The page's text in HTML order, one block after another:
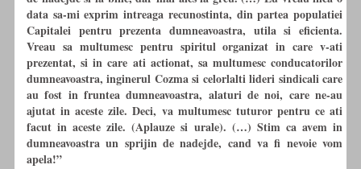
data sa-mi exprim intreaga recunostinta, din partea populatiei
Capitalei pentru prezenta dumneavoastra, utila si eficienta.
Vreau sa multumesc pentru spiritul organizat in care v-ati
prezentat, si in care ati actionat, sa multumesc conducatorilor
dumneavoastra, inginerul Cozma si celorlalti lideri sindicali care
au fost in fruntea dumneavoastra, alaturi de noi, care ne-au
ajutat in aceste zile. Deci, va multumesc tuturor pentru ce ati
facut in aceste zile. (Aplauze si urale). (…) Stim ca avem in
dumneavoastra un sprijin de nadejde, cand va fi nevoie vom
apela!”